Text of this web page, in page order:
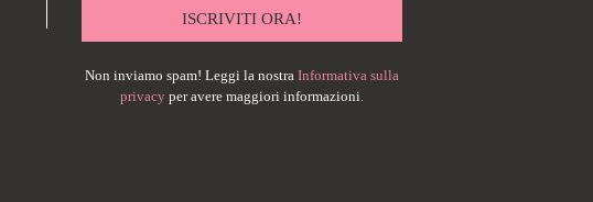
Non inviamo spam! Leggi la nostra Informativa sulla
privacyper avere maggiori informazioni.